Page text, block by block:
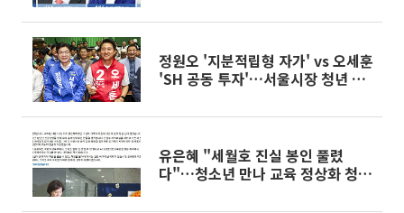
정원오 '지분적립형 자가' vs 오세훈
'SH 공동 투자'…서울시장 청년 주
유은혜 "세월호 진실 봉인 풀렸
다"…청소년 만나 교육 정상화 청사